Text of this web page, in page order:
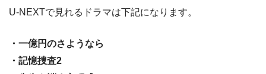
U-NEXTで見れるドラマは下記になります。
・一億円のさようなら
・記憶捜査2